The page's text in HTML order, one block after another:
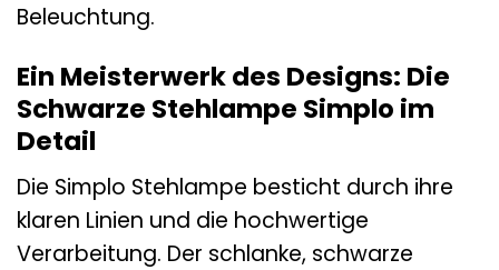
Beleuchtung.
Ein Meisterwerk des Designs: Die
Schwarze Stehlampe Simplo im
Detail
Die Simplo Stehlampe besticht durch ihre
klaren Linien und die hochwertige
Verarbeitung. Der schlanke, schwarze